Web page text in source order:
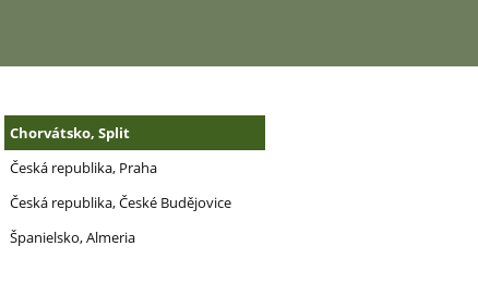
Chorvátsko, Split
Česká republika, Praha
Česká republika, České Budějovice
Španielsko, Almeria